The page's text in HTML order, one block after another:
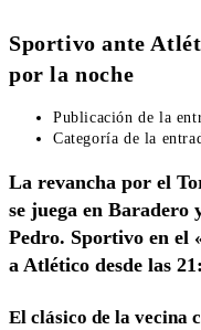
Sportivo ante
por la noche
Publicación de la
Categoría de la
La revancha por el
se juega en Baradero
Pedro. Sportivo en el
a Atlético desde las
El clásico de la vecina